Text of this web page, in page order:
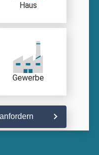
Haus
Gewerbe